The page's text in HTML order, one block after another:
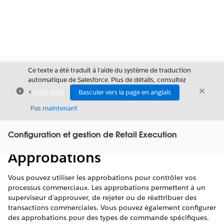
Fermer
Ce texte a été traduit à l’aide du système de traduction
automatique de Salesforce. Plus de détails, consultez
<cette page .
Basculer vers la page en anglais
Pas maintenant
Fermer
Configuration et gestion de Retail Execution
Afficher la table des matières
Table des
Approbations
Vous pouvez utiliser les approbations pour contrôler vos
processus commerciaux. Les approbations permettent à un
superviseur d'approuver, de rejeter ou de réattribuer des
transactions commerciales. Vous pouvez également configurer
des approbations pour des types de commande spécifiques.